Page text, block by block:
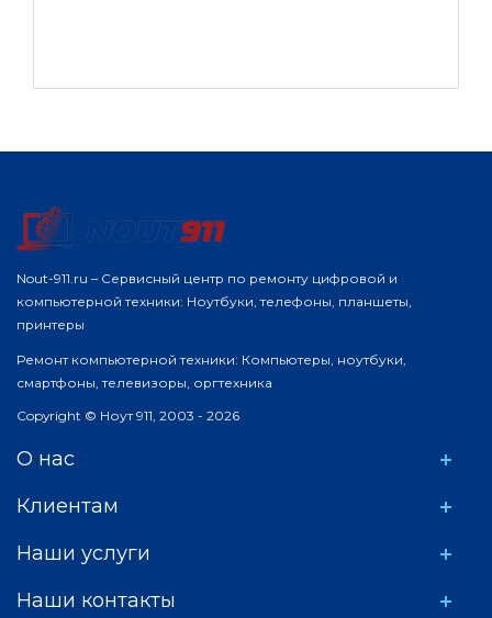
Nout-911.ru – Сервисный центр по ремонту цифровой и
компьютерной техники: Ноутбуки, телефоны, планшеты,
принтеры
Ремонт компьютерной техники: Компьютеры, ноутбуки,
смартфоны, телевизоры, оргтехника
Copyright © Ноут 911, 2003 - 2026
О нас
Клиентам
Наши услуги
Наши контакты